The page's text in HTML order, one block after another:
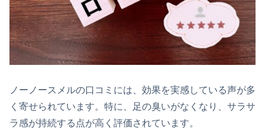
ノーノースメルの口コミには、効果を実感している声が多
く寄せられています。特に、足の臭いがなくなり、サラサ
ラ感が持続する点が高く評価されています。